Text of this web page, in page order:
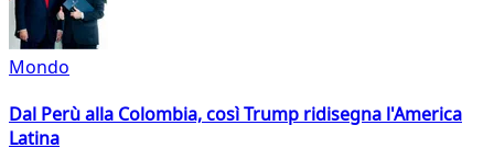
Mondo
Dal Perù alla Colombia, così Trump ridisegna l'America
Latina